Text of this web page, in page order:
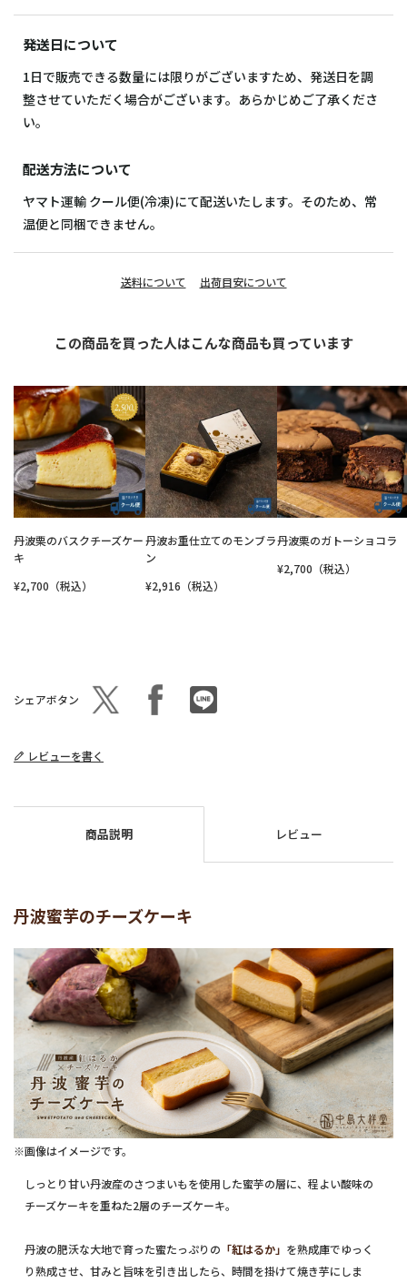
発送日について
1日で販売できる数量には限りがございますため、発送日を調
整させていただく場合がございます。あらかじめご了承くださ
い。
配送方法について
ヤマト運輸 クール便(冷凍)にて配送いたします。そのため、常
温便と同梱できません。
送料について 出荷目安について
この商品を買った人はこんな商品も買っています
丹波栗のバスクチーズケー
キ
¥2,700（税込）
丹波お重仕立てのモンブラ
ン
¥2,916（税込）
丹波栗のガトーショコラ
¥2,700（税込）
シェアボタン
レビューを書く
商品説明 レビュー
丹波蜜芋のチーズケーキ
※画像はイメージです。
しっとり甘い丹波産のさつまいもを使用した蜜芋の層に、程よい酸味の
チーズケーキを重ねた2層のチーズケーキ。
丹波の肥沃な大地で育った蜜たっぷりの 「紅はるか」 を熟成庫でゆっく
り熟成させ、甘みと旨味を引き出したら、時間を掛けて焼き芋にしま